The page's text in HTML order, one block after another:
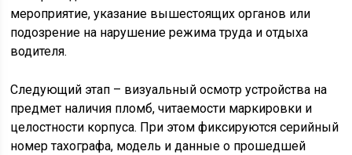
мероприятие, указание вышестоящих органов или
подозрение на нарушение режима труда и отдыха
водителя.
Следующий этап – визуальный осмотр устройства на
предмет наличия пломб, читаемости маркировки и
целостности корпуса. При этом фиксируются серийный
номер тахографа, модель и данные о прошедшей